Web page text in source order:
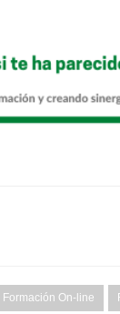
Formación On-line